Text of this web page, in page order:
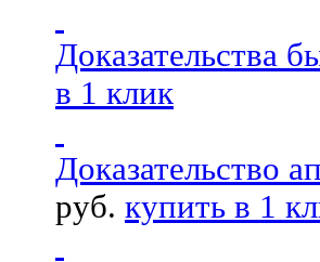
Доказательства
в 1 клик
Доказательство
руб. купить в 1